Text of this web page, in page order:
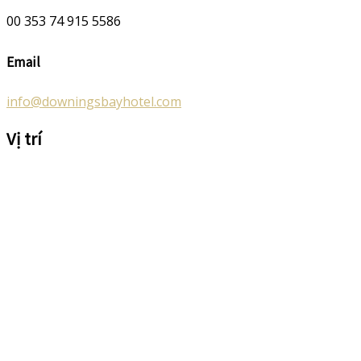
00 353 74 915 5586
Email
info@downingsbayhotel.com
Vị trí